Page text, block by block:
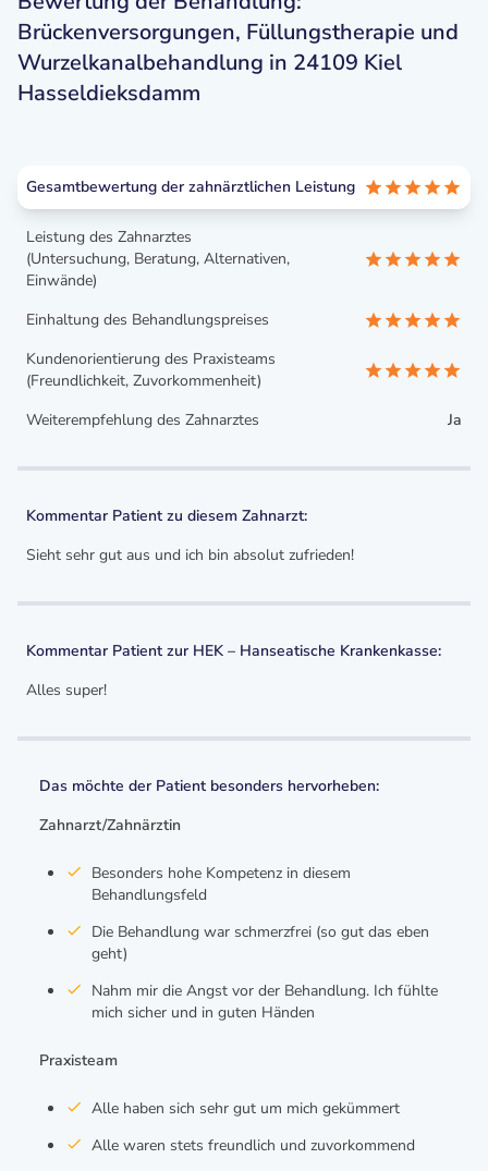
Brückenversorgungen, Füllungstherapie und
Wurzelkanalbehandlung in 24109 Kiel
Hasseldieksdamm
Gesamtbewertung der zahnärztlichen Leistung
Leistung des Zahnarztes
(Untersuchung, Beratung, Alternativen,
Einwände)
Einhaltung des Behandlungspreises
Kundenorientierung des Praxisteams
(Freundlichkeit, Zuvorkommenheit)
Weiterempfehlung des Zahnarztes
Ja
Kommentar Patient zu diesem Zahnarzt:
Sieht sehr gut aus und ich bin absolut zufrieden!
Kommentar Patient zur HEK – Hanseatische Krankenkasse:
Alles super!
Das möchte der Patient besonders hervorheben:
Zahnarzt/Zahnärztin
Besonders hohe Kompetenz in diesem
Behandlungsfeld
Die Behandlung war schmerzfrei (so gut das eben
geht)
Nahm mir die Angst vor der Behandlung. Ich fühlte
mich sicher und in guten Händen
Praxisteam
Alle haben sich sehr gut um mich gekümmert
Alle waren stets freundlich und zuvorkommend